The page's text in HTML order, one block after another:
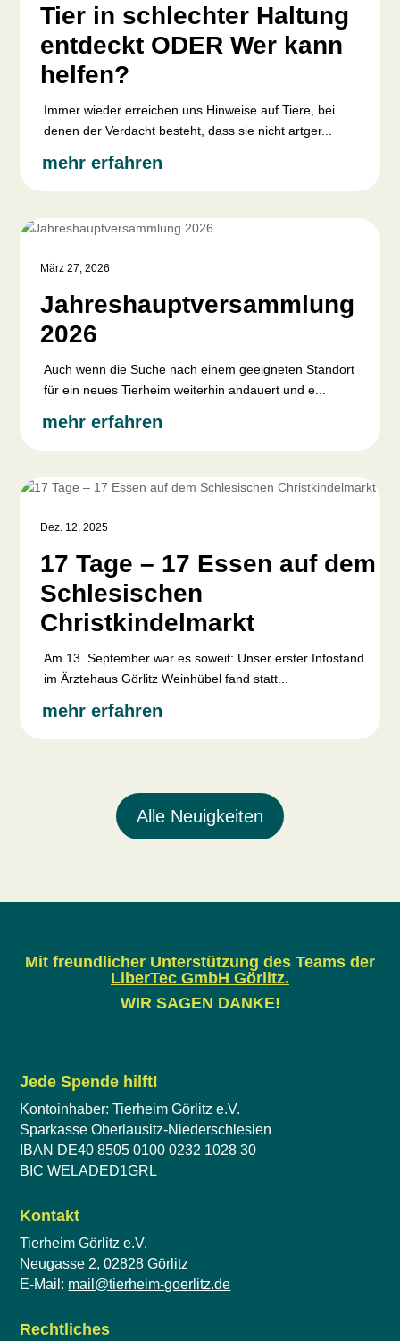
Tier in schlechter Haltung
entdeckt ODER Wer kann
helfen?
Immer wieder erreichen uns Hinweise auf Tiere, bei
denen der Verdacht besteht, dass sie nicht artger...
mehr erfahren
März 27, 2026
Jahreshauptversammlung
2026
Auch wenn die Suche nach einem geeigneten Standort
für ein neues Tierheim weiterhin andauert und e...
mehr erfahren
Dez. 12, 2025
17 Tage – 17 Essen auf dem
Schlesischen
Christkindelmarkt
Am 13. September war es soweit: Unser erster Infostand
im Ärztehaus Görlitz Weinhübel fand statt...
mehr erfahren
Alle Neuigkeiten
Mit freundlicher Unterstützung des Teams der
LiberTec GmbH Görlitz.
WIR SAGEN DANKE!
Jede Spende hilft!
Kontoinhaber: Tierheim Görlitz e.V.
Sparkasse Oberlausitz-Niederschlesien
IBAN DE40 8505 0100 0232 1028 30
BIC WELADED1GRL
Kontakt
Tierheim Görlitz e.V.
Neugasse 2, 02828 Görlitz
E-Mail: mail@tierheim-goerlitz.de
Rechtliches